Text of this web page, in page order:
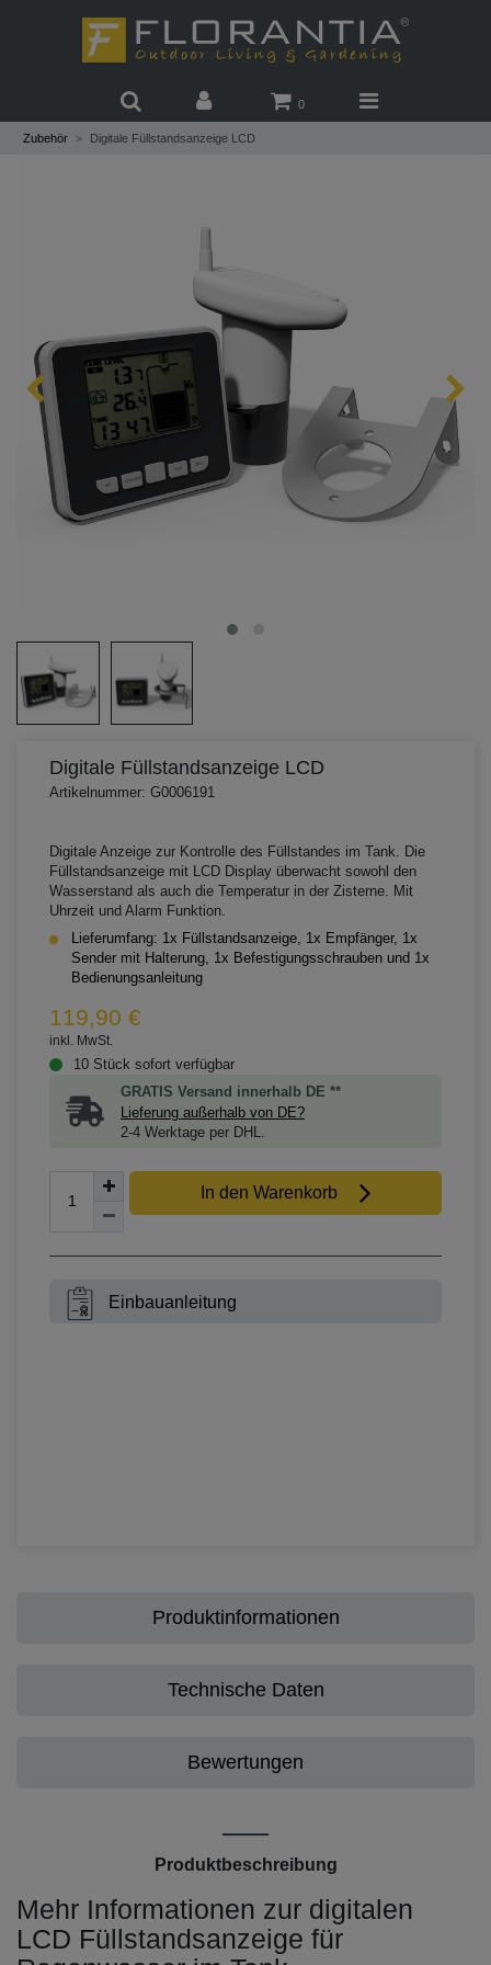
0
Zubehör Digitale Füllstandsanzeige LCD
Digitale Füllstandsanzeige LCD
Artikelnummer: G0006191
Digitale Anzeige zur Kontrolle des Füllstandes im Tank. Die
Füllstandsanzeige mit LCD Display überwacht sowohl den
Wasserstand als auch die Temperatur in der Zisterne. Mit
Uhrzeit und Alarm Funktion.
Lieferumfang: 1x Füllstandsanzeige, 1x Empfänger, 1x
Sender mit Halterung, 1x Befestigungsschrauben und 1x
Bedienungsanleitung
119,90 €
inkl. MwSt.
10 Stück sofort verfügbar
GRATIS Versand innerhalb DE **
Lieferung außerhalb von DE?
2-4 Werktage per DHL.
In den Warenkorb
Einbauanleitung
Produktinformationen
Technische Daten
Bewertungen
Produktbeschreibung
Mehr Informationen zur digitalen
LCD Füllstandsanzeige für